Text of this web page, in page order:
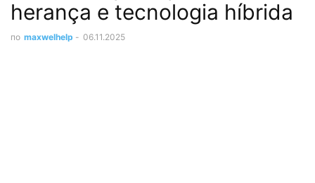
herança e tecnologia híbrida
по maxwelhelp - 06.11.2025